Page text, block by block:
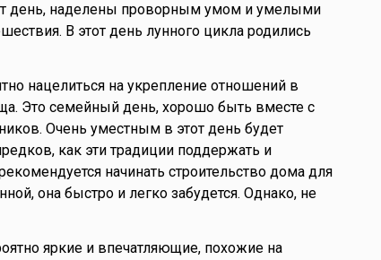
день, наделены проворным умом и умелыми
В этот день лунного цикла родились
нацелиться на укрепление отношений в
Это семейный день, хорошо быть вместе с
Очень уместным в этот день будет
как эти традиции поддержать и
начинать строительство дома для
она быстро и легко забудется. Однако, не
яркие и впечатляющие, похожие на